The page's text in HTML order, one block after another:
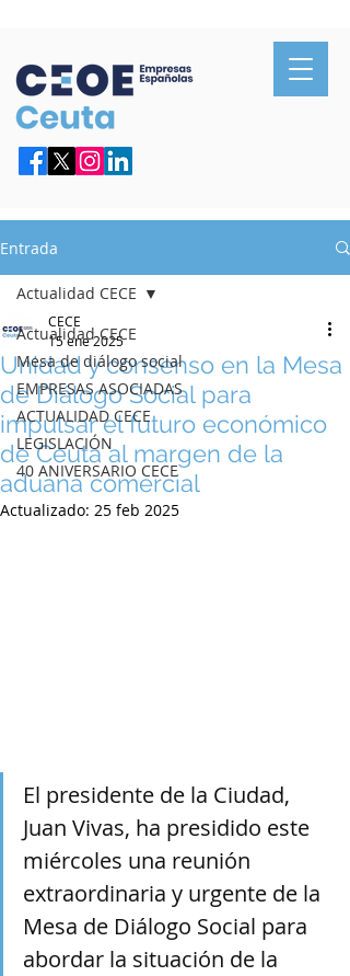
Entrada
Actualidad CECE
Mesa de diálogo social
EMPRESAS ASOCIADAS
ACTUALIDAD CECE
LEGISLACIÓN
40 ANIVERSARIO CECE
Actualidad CECE
Unidad y consenso en la Mesa
de Diálogo Social para
impulsar el futuro económico
de Ceuta al margen de la
aduana comercial
CECE
15 ene 2025
Actualizado: 25 feb 2025
El presidente de la Ciudad,
Juan Vivas, ha presidido este
miércoles una reunión
extraordinaria y urgente de la
Mesa de Diálogo Social para
abordar la situación de la